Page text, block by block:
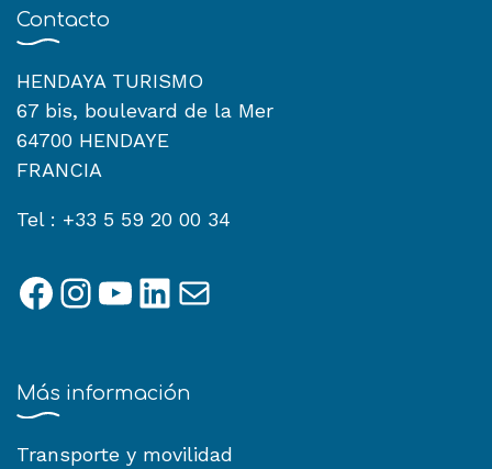
Contacto
HENDAYA TURISMO
67 bis, boulevard de la Mer
64700 HENDAYE
FRANCIA
Tel : +33 5 59 20 00 34
Facebook
Instagram
YouTube
LinkedIn
Correo electrónico
Más información
Transporte y movilidad